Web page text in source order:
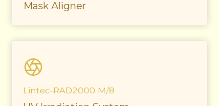
Mask Aligner
Lintec-RAD2000 M/8